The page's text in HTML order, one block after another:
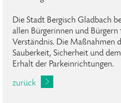
Die Stadt Bergisch Gladbach
allen Bürgerinnen und
Verständnis. Die Maßnahmen
Sauberkeit, Sicherheit und
Erhalt der Parkeinrichtungen.
zurück